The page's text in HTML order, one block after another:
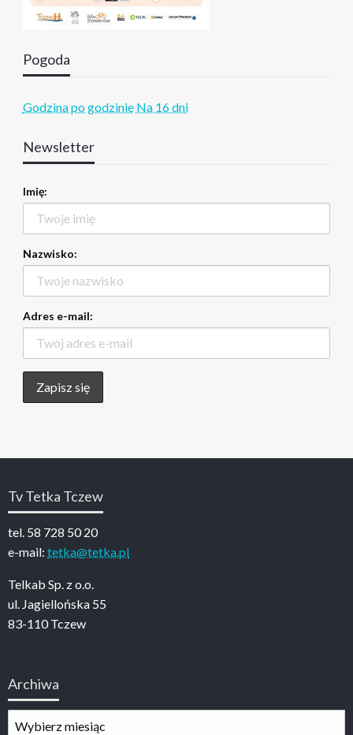
Pogoda
Godzina po godzinie Na 16 dni
Newsletter
Imię:
Nazwisko:
Adres e-mail:
Tv Tetka Tczew
tel. 58 728 50 20
e-mail: tetka@tetka.pl
Telkab Sp. z o.o.
ul. Jagiellońska 55
83-110 Tczew
Archiwa